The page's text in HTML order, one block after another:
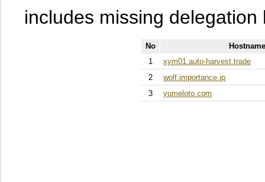
includes missing
No
1
xym01.auto-harvest.trade
2
wolf.importance.jp
3
yumeloto.com